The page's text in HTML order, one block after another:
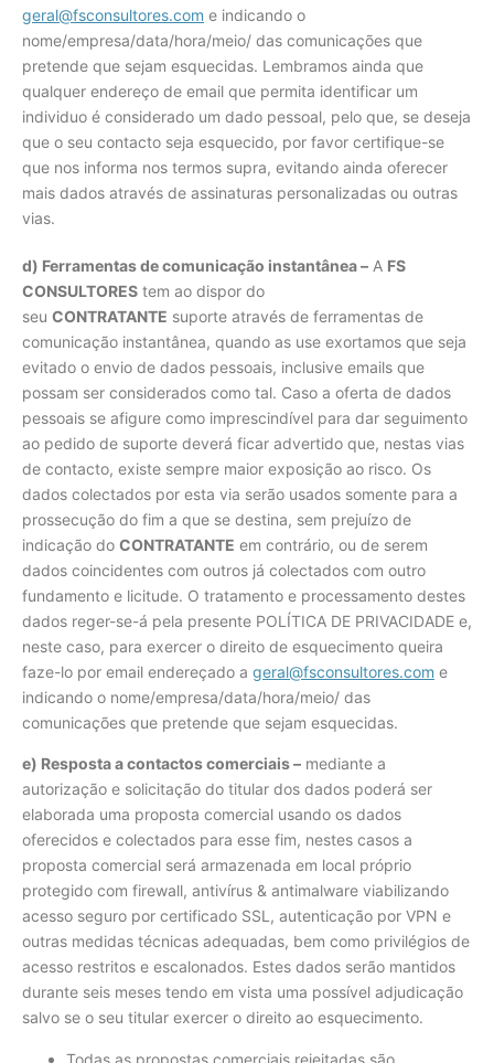
geral@fsconsultores.com e indicando o
nome/empresa/data/hora/meio/ das comunicações que
pretende que sejam esquecidas. Lembramos ainda que
qualquer endereço de email que permita identificar um
individuo é considerado um dado pessoal, pelo que, se deseja
que o seu contacto seja esquecido, por favor certifique-se
que nos informa nos termos supra, evitando ainda oferecer
mais dados através de assinaturas personalizadas ou outras
vias.
d) Ferramentas de comunicação instantânea – A FS
CONSULTORES tem ao dispor do
seu CONTRATANTE suporte através de ferramentas de
comunicação instantânea, quando as use exortamos que seja
evitado o envio de dados pessoais, inclusive emails que
possam ser considerados como tal. Caso a oferta de dados
pessoais se afigure como imprescindível para dar seguimento
ao pedido de suporte deverá ficar advertido que, nestas vias
de contacto, existe sempre maior exposição ao risco. Os
dados colectados por esta via serão usados somente para a
prossecução do fim a que se destina, sem prejuízo de
indicação do CONTRATANTE em contrário, ou de serem
dados coincidentes com outros já colectados com outro
fundamento e licitude. O tratamento e processamento destes
dados reger-se-á pela presente POLÍTICA DE PRIVACIDADE e,
neste caso, para exercer o direito de esquecimento queira
faze-lo por email endereçado a geral@fsconsultores.com e
indicando o nome/empresa/data/hora/meio/ das
comunicações que pretende que sejam esquecidas.
e) Resposta a contactos comerciais – mediante a
autorização e solicitação do titular dos dados poderá ser
elaborada uma proposta comercial usando os dados
oferecidos e colectados para esse fim, nestes casos a
proposta comercial será armazenada em local próprio
protegido com firewall, antivírus & antimalware viabilizando
acesso seguro por certificado SSL, autenticação por VPN e
outras medidas técnicas adequadas, bem como privilégios de
acesso restritos e escalonados. Estes dados serão mantidos
durante seis meses tendo em vista uma possível adjudicação
salvo se o seu titular exercer o direito ao esquecimento.
Todas as propostas comerciais rejeitadas são